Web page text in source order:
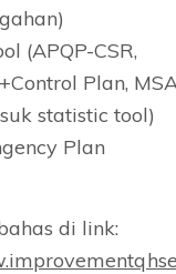
(APQP-CSR,
Plan,
statistic tool)
Plan
di link: